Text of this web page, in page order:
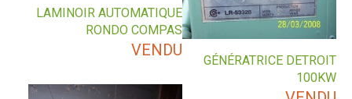
GÉNÉRATRICE DETROIT
100KW
LAMINOIR AUTOMATIQUE
RONDO COMPAS
VENDU